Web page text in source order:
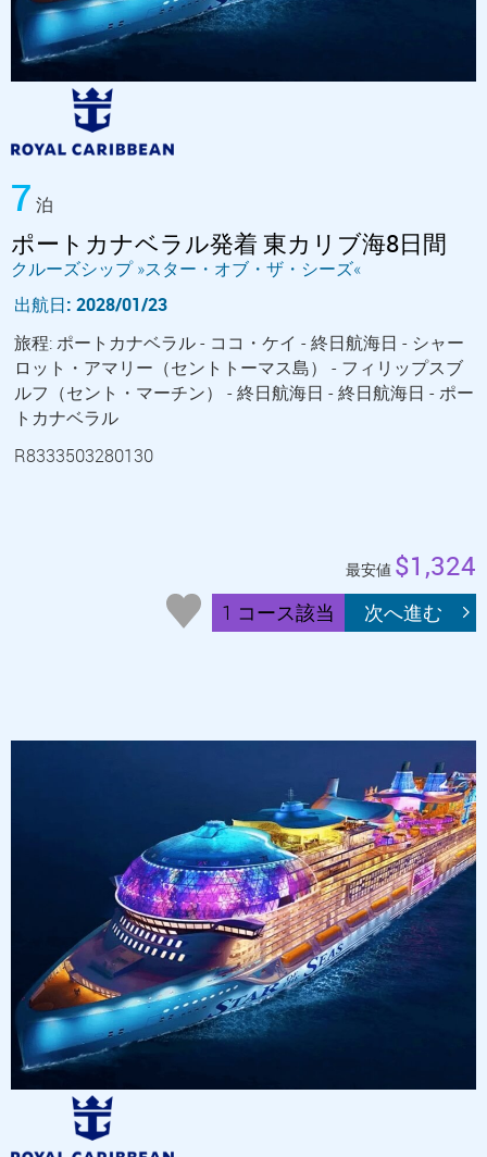
7 泊
ポートカナベラル発着 東カリブ海8日間
クルーズシップ »スター・オブ・ザ・シーズ«
出航日: 2028/01/23
旅程: ポートカナベラル - ココ・ケイ - 終日航海日 - シャー
ロット・アマリー（セントトーマス島） - フィリップスブ
ルフ（セント・マーチン） - 終日航海日 - 終日航海日 - ポー
トカナベラル
R8333503280130
最安値 $1,324
1 コース該当 次へ進む